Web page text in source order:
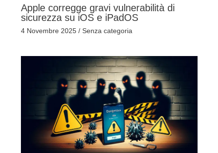
Apple corregge gravi vulnerabilità di
sicurezza su iOS e iPadOS
4 Novembre 2025 / Senza categoria